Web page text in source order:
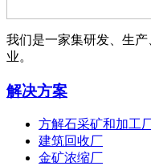
我们是一家集研发、生
业。
解决方案
方解石采矿和加工
建筑回收厂
金矿浓缩厂